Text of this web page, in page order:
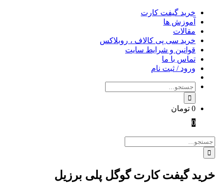
Skip
content
خرید گیفت کارت
آموزش ها
مقالات
خرید سی پی کالاف ، روبلاکس
قوانین و شرایط سایت
تماس با ما
ورود / ثبت نام
جستجو
برای:
0 تومان
0
جستجو
برای:
خرید گیفت کارت گوگل پلی برزیل